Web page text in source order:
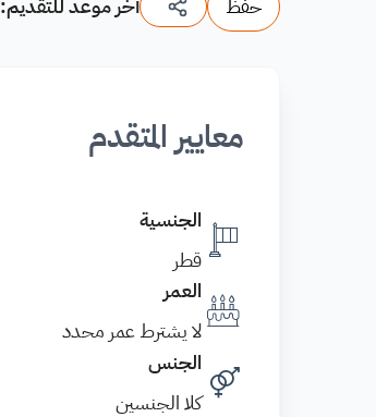
حفظ آخر موعد للتقديم:
معايير المتقدم
الجنسية
قطر
العمر
لا يشترط عمر محدد
الجنس
كلا الجنسين